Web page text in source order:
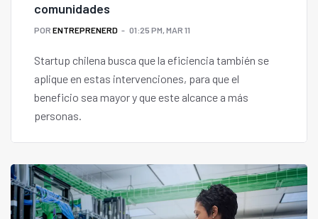
comunidades
POR ENTREPRENERD 01:25 PM, MAR 11
Startup chilena busca que la eficiencia también se
aplique en estas intervenciones, para que el
beneficio sea mayor y que este alcance a más
personas.